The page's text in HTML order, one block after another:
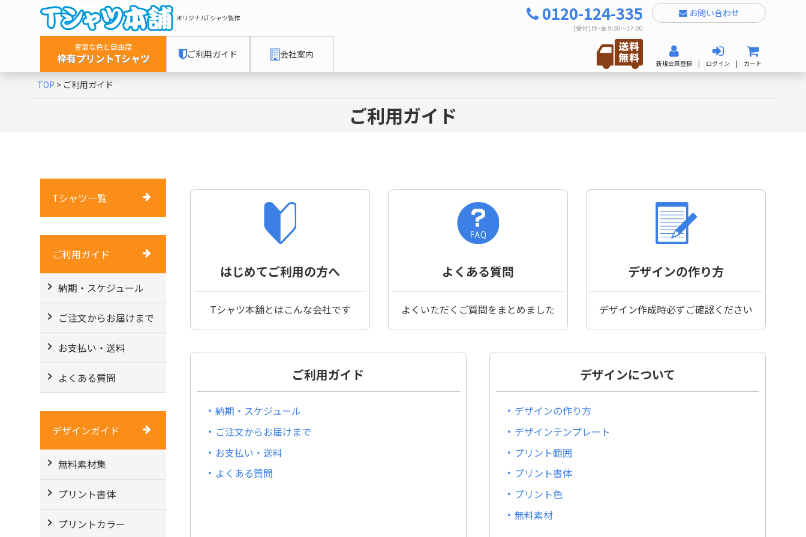
オリジナルTシャツ製作
豊富な色と自由度
枠有プリントTシャツ ご利用ガイド 会社案内
0120-124-335
[受付] 月~金 9:30～17:00
お問い合わせ
新規会員登録 | ログイン | カート
TOP > ご利用ガイド
ご利用ガイド
Tシャツ一覧
ご利用ガイド
納期・スケジュール
ご注文からお届けまで
お支払い・送料
よくある質問
デザインガイド
無料素材集
プリント書体
プリントカラー
はじめてご利用の方へ
Tシャツ本舗とはこんな会社です
よくある質問
よくいただくご質問をまとめました
デザインの作り方
デザイン作成時必ずご確認ください
ご利用ガイド
納期・スケジュール
ご注文からお届けまで
お支払い・送料
よくある質問
デザインについて
デザインの作り方
デザインテンプレート
プリント範囲
プリント書体
プリント色
無料素材